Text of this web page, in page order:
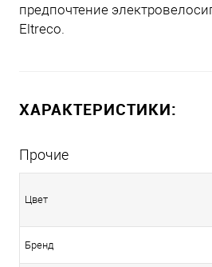
предпочтение
Eltreco.
ХАРАКТЕРИСТИКИ:
Прочие
Цвет
Бренд